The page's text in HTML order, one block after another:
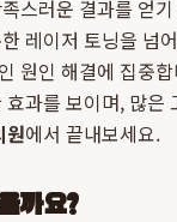
스러운 결과를 얻
레이저 토닝을 넘
원인 해결에 집중
과를 보이며, 많은
원에서 끝내보세요.
까요?